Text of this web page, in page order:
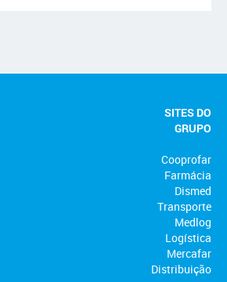
SITES DO
GRUPO
Cooprofar
Farmácia
Dismed
Transporte
Medlog
Logística
Mercafar
Distribuição